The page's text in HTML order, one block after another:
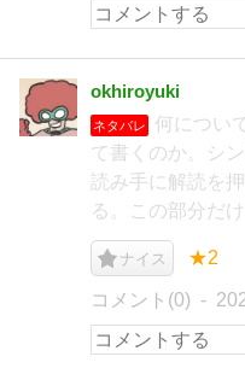
okhiroyuki
ネタバレ
何につい
て書くのか。シ
読み手に解読を
る。この部分だ
ナイス ★2
コメント(0)